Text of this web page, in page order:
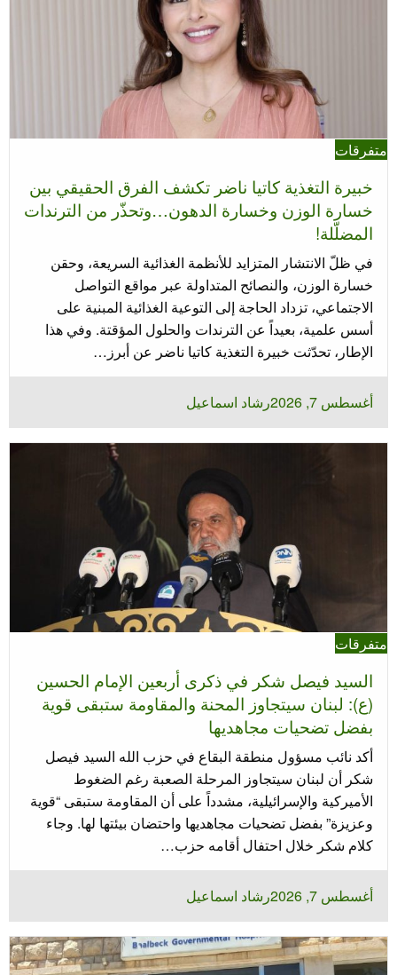
متفرقات
خبيرة التغذية كاتيا ناضر تكشف الفرق الحقيقي بين
خسارة الوزن وخسارة الدهون…وتحذّر من الترندات
المضلّلة!
في ظلّ الانتشار المتزايد للأنظمة الغذائية السريعة، وحقن
خسارة الوزن، والنصائح المتداولة عبر مواقع التواصل
الاجتماعي، تزداد الحاجة إلى التوعية الغذائية المبنية على
أسس علمية، بعيداً عن الترندات والحلول المؤقتة. وفي هذا
الإطار، تحدّثت خبيرة التغذية كاتيا ناضر عن أبرز…
نُشر
في
أغسطس 7, 2026 رشاد اسماعيل
متفرقات
السيد فيصل شكر في ذكرى أربعين الإمام الحسين
(ع): لبنان سيتجاوز المحنة والمقاومة ستبقى قوية
بفضل تضحيات مجاهديها
أكد نائب مسؤول منطقة البقاع في حزب الله السيد فيصل
شكر أن لبنان سيتجاوز المرحلة الصعبة رغم الضغوط
الأميركية والإسرائيلية، مشدداً على أن المقاومة ستبقى “قوية
وعزيزة” بفضل تضحيات مجاهديها واحتضان بيئتها لها. وجاء
كلام شكر خلال احتفال أقامه حزب…
نُشر
في
أغسطس 7, 2026 رشاد اسماعيل